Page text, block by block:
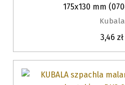
175x130 mm
Kubala
3,46 zł